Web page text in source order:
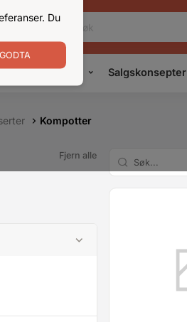
Du
GODTA
Konsepter Salgskonsepter
Kompotter
Fjern alle